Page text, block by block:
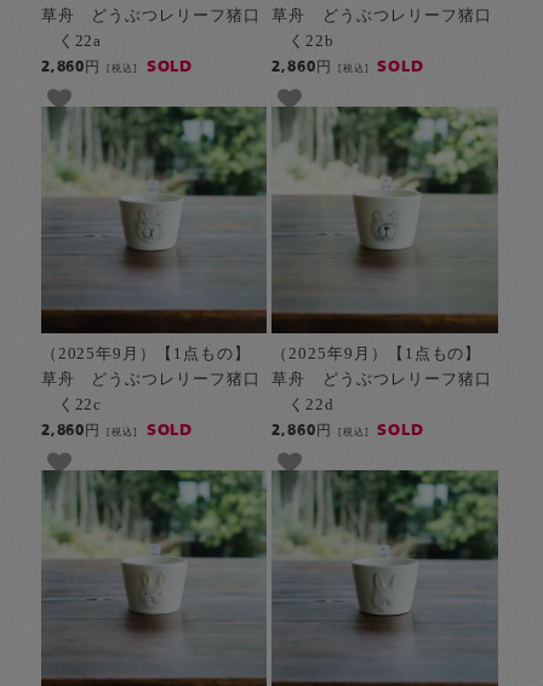
草舟 どうぶつレリーフ猪口
く22a
2,860円[税込] SOLD
草舟 どうぶつレリーフ猪口
く22b
2,860円 [税込] SOLD
（2025年9月）【1点もの】
草舟 どうぶつレリーフ猪口
く22c
2,860円[税込] SOLD
（2025年9月）【1点もの】
草舟 どうぶつレリーフ猪口
く22d
2,860円 [税込] SOLD